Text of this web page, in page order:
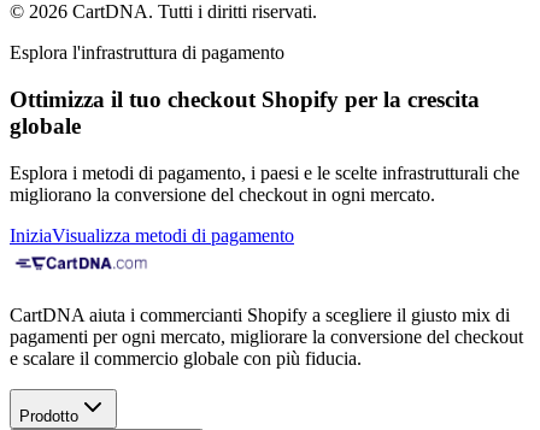
© 2026 CartDNA. Tutti i diritti riservati.
Esplora l'infrastruttura di pagamento
Ottimizza il tuo checkout Shopify per la crescita
globale
Esplora i metodi di pagamento, i paesi e le scelte infrastrutturali che
migliorano la conversione del checkout in ogni mercato.
IniziaVisualizza metodi di pagamento
CartDNA aiuta i commercianti Shopify a scegliere il giusto mix di
pagamenti per ogni mercato, migliorare la conversione del checkout
e scalare il commercio globale con più fiducia.
Prodotto